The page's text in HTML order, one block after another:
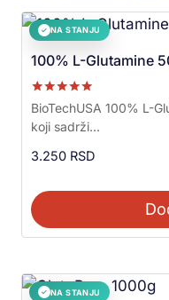
✓ NA STANJU
100% L-Glutamine
Ocenjeno sa
5.00
od 5
BioTechUSA 100% L-
koji sadrži...
3.250 RSD
✓ NA STANJU